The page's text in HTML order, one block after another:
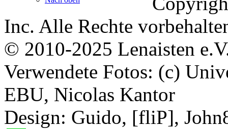
Inc. Alle Rechte
© 2010-2025 Lenaisten
Verwendete Fotos: (c)
EBU, Nicolas Kantor
Design: Guido, [fliP],